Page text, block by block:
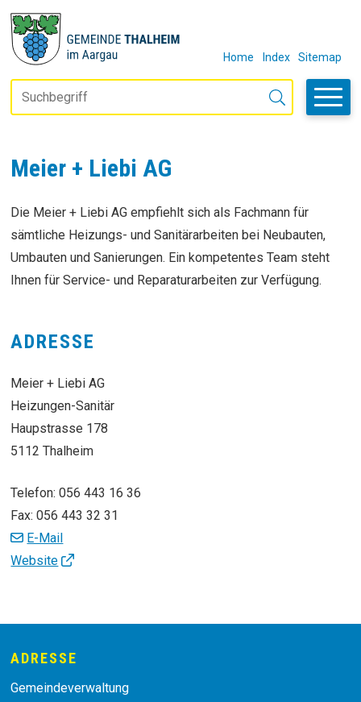
Navigieren in Thalheim
SCHNELLNAVIGATION
Home Index Sitemap
Suchbegriff
Suche starten
Meier + Liebi AG
Die Meier + Liebi AG empfiehlt sich als Fachmann für
sämtliche Heizungs- und Sanitärarbeiten bei Neubauten,
Umbauten und Sanierungen. Ein kompetentes Team steht
Ihnen für Service- und Reparaturarbeiten zur Verfügung.
ADRESSE
Meier + Liebi AG
Heizungen-Sanitär
Haupstrasse 178
5112 Thalheim
Telefon:056 443 16 36
Fax:056 443 32 31
E-Mail
Website
Footer
ADRESSE
Gemeindeverwaltung